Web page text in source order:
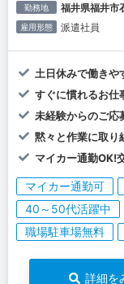
勤務地 福井県福井市
雇用形態 派遣社員
土日休みで働きや
すぐに慣れるお仕
未経験からのご応
黙々と作業に取り
マイカー通勤OK!
マイカー通勤可
40～50代活躍中
職場駐車場無料
詳細を